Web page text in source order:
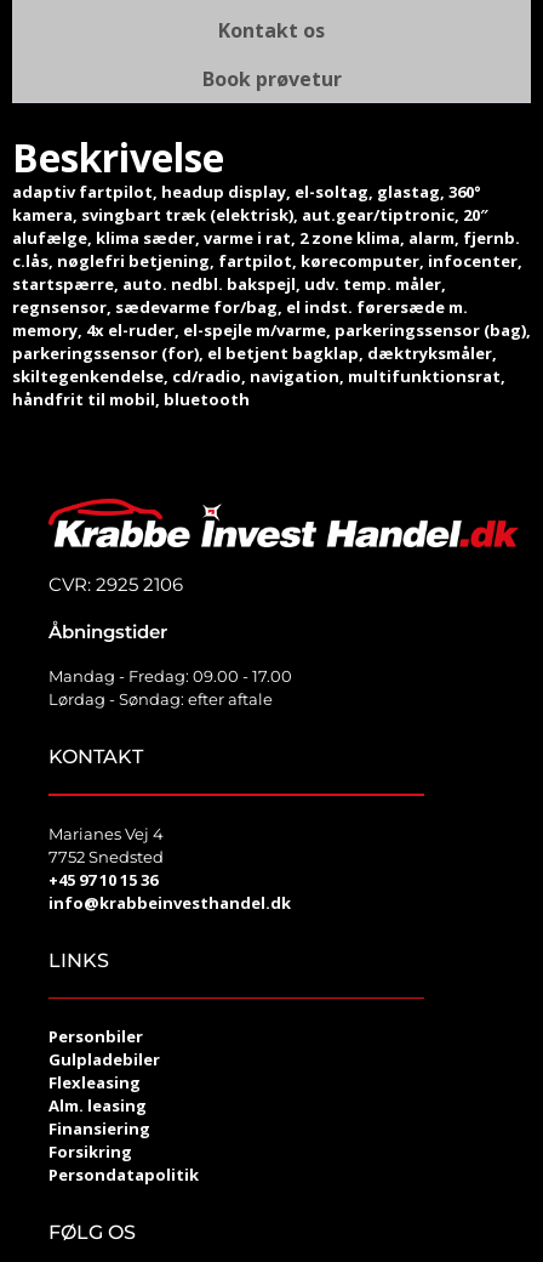
Kontakt os
Book prøvetur
Beskrivelse
adaptiv fartpilot, headup display, el-soltag, glastag, 360°
kamera, svingbart træk (elektrisk), aut.gear/tiptronic, 20″
alufælge, klima sæder, varme i rat, 2 zone klima, alarm, fjernb.
c.lås, nøglefri betjening, fartpilot, kørecomputer, infocenter,
startspærre, auto. nedbl. bakspejl, udv. temp. måler,
regnsensor, sædevarme for/bag, el indst. førersæde m.
memory, 4x el-ruder, el-spejle m/varme, parkeringssensor (bag),
parkeringssensor (for), el betjent bagklap, dæktryksmåler,
skiltegenkendelse, cd/radio, navigation, multifunktionsrat,
håndfrit til mobil, bluetooth
CVR: 2925 2106
Åbningstider
Mandag - Fredag: 09.00 - 17.00
Lørdag - Søndag: efter aftale
KONTAKT
Marianes Vej 4
7752 Snedsted
+45 97 10 15 36
info@krabbeinvesthandel.dk
LINKS
Personbiler
Gulpladebiler
Flexleasing
Alm. leasing
Finansiering
Forsikring
Persondatapolitik
FØLG OS